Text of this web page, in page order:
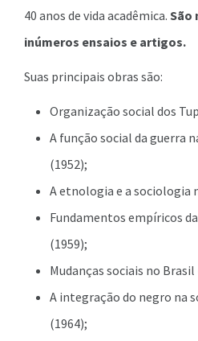
40 anos de vida acadêmica. São
inúmeros ensaios e artigos.
Suas principais obras são:
Organização social dos
A função social da guerra
(1952);
A etnologia e a sociologia
Fundamentos empíricos
(1959);
Mudanças sociais no Brasil
A integração do negro na
(1964);